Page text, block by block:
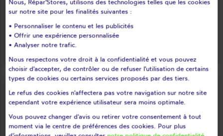
rapport à un store à manœuvre manuel à manivelle en
permettant la manœuvre du store sans effort.
Le treuil
Le treuil est une pièce du mécanisme d'un store
manuel situé entre le tube d'enroulement et la
Nous, Répar'Stores, utilisons des technologies telles que les cookies
sur notre site pour les finalités suivantes :
• Personnaliser le contenu et les publicités
• Offrir une expérience personnalisée
• Analyser notre trafic.
Nous respectons votre droit à la confidentialité et vous pouvez
choisir d'accepter, de contrôler ou de refuser l'utilisation de certains
types de cookies ou certains services proposés par des tiers.
Le refus des cookies n'affectera pas votre navigation sur notre site
cependant votre expérience utilisateur sera moins optimale.
Vous pouvez changer d'avis ou retirer votre consentement à tout
moment via le centre de préférences des cookies. Pour plus